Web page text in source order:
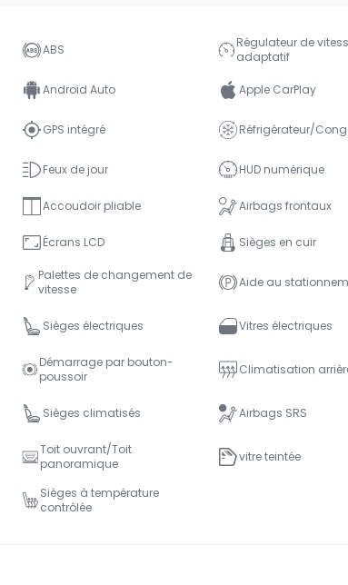
ABS
Régulateur de
adaptatif
Android Auto Apple CarPlay
GPS intégré Réfrigérateur/
Feux de jour HUD numérique
Accoudoir pliable Airbags frontaux
Écrans LCD Sièges en cuir
Palettes de changement de
vitesse
Aide au
Sièges électriques Vitres électriques
Démarrage par bouton-
poussoir
Climatisation
Sièges climatisés Airbags SRS
Toit ouvrant/Toit
panoramique
vitre teintée
Sièges à température
contrôlée